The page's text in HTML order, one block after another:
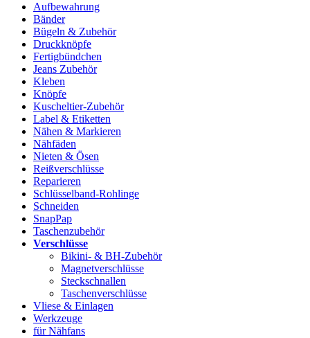
Aufbewahrung
Bänder
Bügeln & Zubehör
Druckknöpfe
Fertigbündchen
Jeans Zubehör
Kleben
Knöpfe
Kuscheltier-Zubehör
Label & Etiketten
Nähen & Markieren
Nähfäden
Nieten & Ösen
Reißverschlüsse
Reparieren
Schlüsselband-Rohlinge
Schneiden
SnapPap
Taschenzubehör
Verschlüsse
Bikini- & BH-Zubehör
Magnetverschlüsse
Steckschnallen
Taschenverschlüsse
Vliese & Einlagen
Werkzeuge
für Nähfans